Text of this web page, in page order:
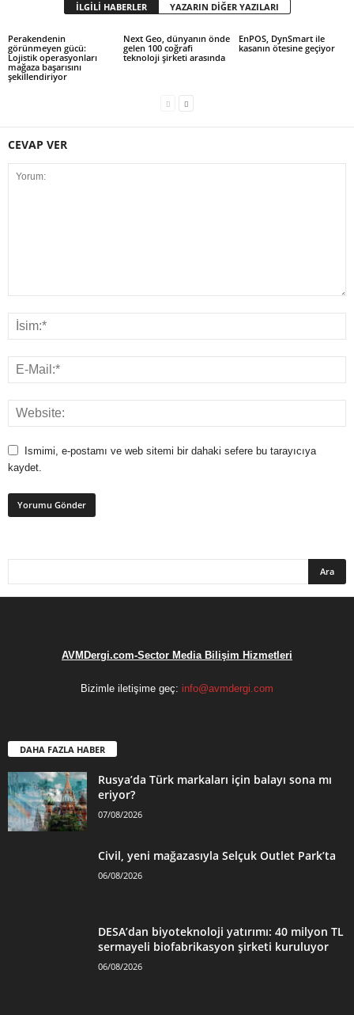
İLGİLİ HABERLER YAZARIN DİĞER YAZILARI
Perakendenin
görünmeyen gücü:
Lojistik operasyonları
mağaza başarısını
şekillendiriyor
Next Geo, dünyanın önde
gelen 100 coğrafi
teknoloji şirketi arasında
EnPOS, DynSmart ile
kasanın ötesine geçiyor
CEVAP VER
Ismimi, e-postamı ve web sitemi bir dahaki sefere bu tarayıcıya
kaydet.
AVMDergi.com-Sector Media Bilişim Hizmetleri
Bizimle iletişime geç: info@avmdergi.com
DAHA FAZLA HABER
Rusya’da Türk markaları için balayı sona mı
eriyor?
07/08/2026
Civil, yeni mağazasıyla Selçuk Outlet Park’ta
06/08/2026
DESA’dan biyoteknoloji yatırımı: 40 milyon TL
sermayeli biofabrikasyon şirketi kuruluyor
06/08/2026